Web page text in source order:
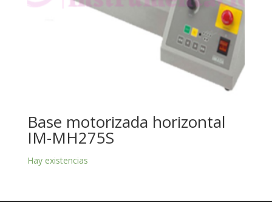
Base motorizada horizontal
IM-MH275S
Hay existencias